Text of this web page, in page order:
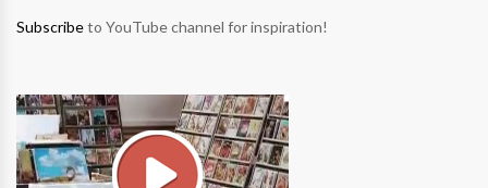
Subscribeto YouTube channel for inspiration!